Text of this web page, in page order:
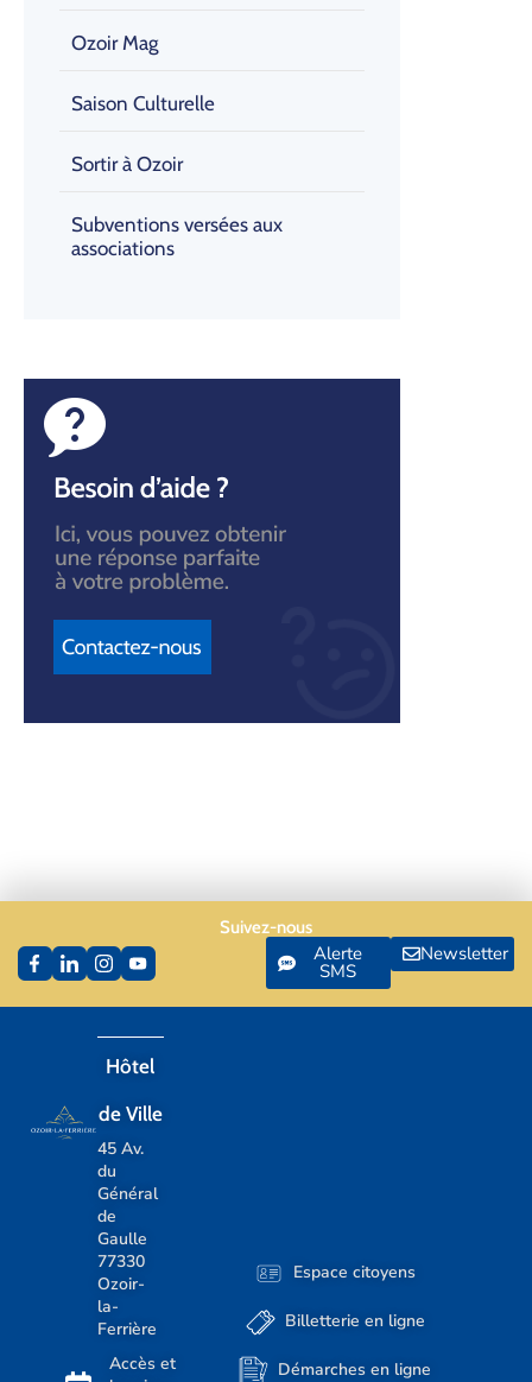
Ozoir Mag
Saison Culturelle
Sortir à Ozoir
Subventions versées aux
associations
Hôtel
de Ville
45 Av.
du
Général
de
Gaulle
77330
Ozoir-
la-
Ferrière
Accès et
Espace citoyens
Billetterie en ligne
Démarches en ligne
Suivez-nous
Alerte
SMS
Newsletter